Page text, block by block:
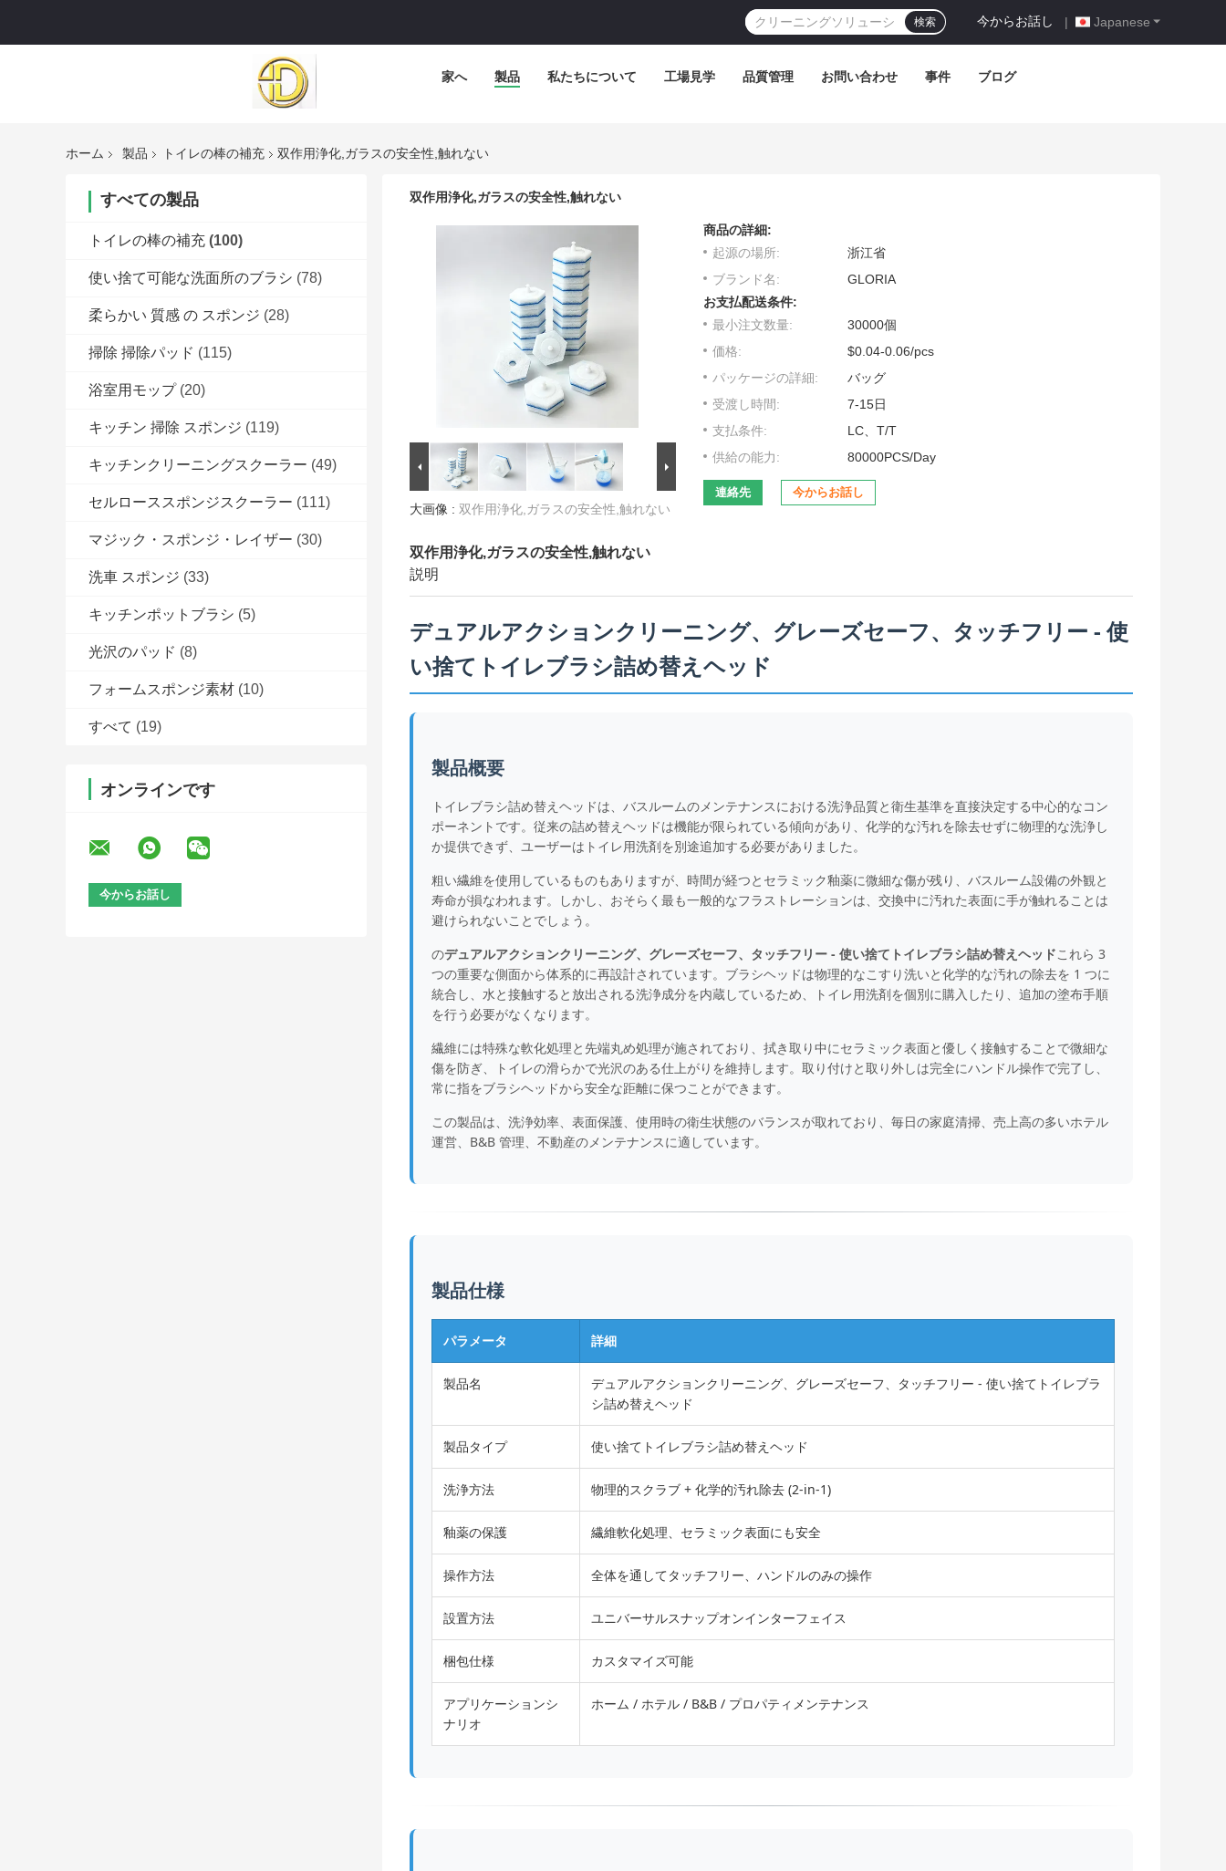
Japanese
今からお話し |
検索
家へ 製品 私たちについて 工場見学 品質管理 お問い合わせ 事件 ブログ
ホーム 製品 トイレの棒の補充 双作用浄化,ガラスの安全性,触れない
すべての製品
トイレの棒の補充 (100)
使い捨て可能な洗面所のブラシ (78)
柔らかい 質感 の スポンジ (28)
掃除 掃除パッド (115)
浴室用モップ (20)
キッチン 掃除 スポンジ (119)
キッチンクリーニングスクーラー (49)
セルローススポンジスクーラー (111)
マジック・スポンジ・レイザー (30)
洗車 スポンジ (33)
キッチンポットブラシ (5)
光沢のパッド (8)
フォームスポンジ素材 (10)
すべて (19)
オンラインです
双作用浄化,ガラスの安全性,触れない
大画像 : 双作用浄化,ガラスの安全性,触れない
商品の詳細:
起源の場所:
浙江省
ブランド名:
GLORIA
お支払配送条件:
最小注文数量:
30000個
価格:
$0.04-0.06/pcs
パッケージの詳細:
バッグ
受渡し時間:
7-15日
支払条件:
LC、T/T
供給の能力:
80000PCS/Day
連絡先 今からお話し
双作用浄化,ガラスの安全性,触れない
説明
デュアルアクションクリーニング、グレーズセーフ、タッチフリー - 使
い捨てトイレブラシ詰め替えヘッド
製品概要
トイレブラシ詰め替えヘッドは、バスルームのメンテナンスにおける洗浄品質と衛生基準を直接決定する中心的なコン
ポーネントです。従来の詰め替えヘッドは機能が限られている傾向があり、化学的な汚れを除去せずに物理的な洗浄し
か提供できず、ユーザーはトイレ用洗剤を別途追加する必要がありました。
粗い繊維を使用しているものもありますが、時間が経つとセラミック釉薬に微細な傷が残り、バスルーム設備の外観と
寿命が損なわれます。しかし、おそらく最も一般的なフラストレーションは、交換中に汚れた表面に手が触れることは
避けられないことでしょう。
のデュアルアクションクリーニング、グレーズセーフ、タッチフリー - 使い捨てトイレブラシ詰め替えヘッドこれら 3
つの重要な側面から体系的に再設計されています。ブラシヘッドは物理的なこすり洗いと化学的な汚れの除去を 1 つに
統合し、水と接触すると放出される洗浄成分を内蔵しているため、トイレ用洗剤を個別に購入したり、追加の塗布手順
を行う必要がなくなります。
繊維には特殊な軟化処理と先端丸め処理が施されており、拭き取り中にセラミック表面と優しく接触することで微細な
傷を防ぎ、トイレの滑らかで光沢のある仕上がりを維持します。取り付けと取り外しは完全にハンドル操作で完了し、
常に指をブラシヘッドから安全な距離に保つことができます。
この製品は、洗浄効率、表面保護、使用時の衛生状態のバランスが取れており、毎日の家庭清掃、売上高の多いホテル
運営、B&B 管理、不動産のメンテナンスに適しています。
製品仕様
パラメータ 詳細
製品名
デュアルアクションクリーニング、グレーズセーフ、タッチフリー - 使い捨てトイレブラ
シ詰め替えヘッド
製品タイプ 使い捨てトイレブラシ詰め替えヘッド
洗浄方法 物理的スクラブ + 化学的汚れ除去 (2-in-1)
釉薬の保護 繊維軟化処理、セラミック表面にも安全
操作方法 全体を通してタッチフリー、ハンドルのみの操作
設置方法 ユニバーサルスナップオンインターフェイス
梱包仕様 カスタマイズ可能
アプリケーションシ
ナリオ
ホーム / ホテル / B&B / プロパティメンテナンス